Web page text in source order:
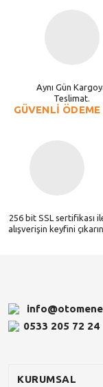
Aynı Gün
Teslimat.
GÜVENLİ ÖDEME
256 bit SSL sertifikası
alışverişin keyfini
0533 205 72 24
KURUMSAL